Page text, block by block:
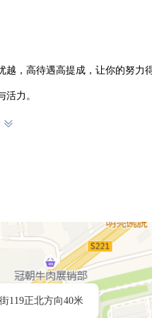
，高待遇高提成，让你的努力
力。
那么平遥县古陶镇冠亚农垦品
119正北方向40米